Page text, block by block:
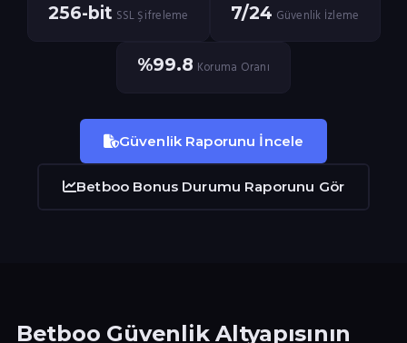
256-bit SSL Şifreleme 7/24 Güvenlik İzleme
%99.8 Koruma Oranı
Güvenlik Raporunu İncele
Betboo Bonus Durumu Raporunu Gör
Betboo Güvenlik Altyapısının